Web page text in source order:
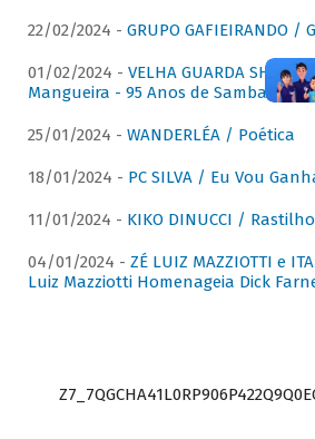
22/02/2024 - GRUPO GAFIEIRANDO
01/02/2024 - VELHA GUARDA SHOW
Mangueira - 95 Anos de Samba
25/01/2024 - WANDERLÉA / Poética
18/01/2024 - PC SILVA / Eu Vou
11/01/2024 - KIKO DINUCCI / Rastilho
04/01/2024 - ZÉ LUIZ MAZZIOTTI e
Luiz Mazziotti Homenageia Dick